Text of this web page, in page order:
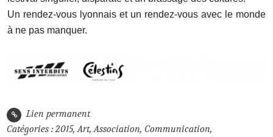
Un rendez-vous lyonnais et un rendez-vous avec le monde
à ne pas manquer.
Lien permanent
Catégories :2015,Art,Association,Communication,